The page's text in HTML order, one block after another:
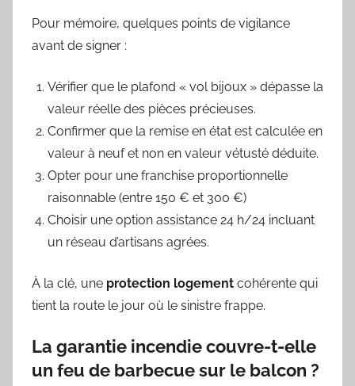
Pour mémoire, quelques points de vigilance
avant de signer :
Vérifier que le plafond « vol bijoux » dépasse la
valeur réelle des pièces précieuses.
Confirmer que la remise en état est calculée en
valeur à neuf et non en valeur vétusté déduite.
Opter pour une franchise proportionnelle
raisonnable (entre 150 € et 300 €)
Choisir une option assistance 24 h/24 incluant
un réseau d’artisans agrées.
À la clé, une protection logement cohérente qui
tient la route le jour où le sinistre frappe.
La garantie incendie couvre-t-elle
un feu de barbecue sur le balcon ?